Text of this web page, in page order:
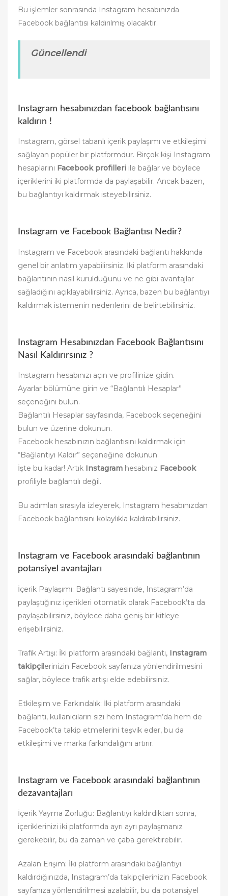
Bu işlemler sonrasında Instagram hesabınızda
Facebook bağlantısı kaldırılmış olacaktır.
Güncellendi
Instagram hesabınızdan facebook bağlantısını
kaldırın !
Instagram, görsel tabanlı içerik paylaşımı ve etkileşimi
sağlayan popüler bir platformdur. Birçok kişi Instagram
hesaplarını Facebook profilleri ile bağlar ve böylece
içeriklerini iki platformda da paylaşabilir. Ancak bazen,
bu bağlantıyı kaldırmak isteyebilirsiniz.
Instagram ve Facebook Bağlantısı Nedir?
Instagram ve Facebook arasındaki bağlantı hakkında
genel bir anlatım yapabilirsiniz. İki platform arasındaki
bağlantının nasıl kurulduğunu ve ne gibi avantajlar
sağladığını açıklayabilirsiniz. Ayrıca, bazen bu bağlantıyı
kaldırmak istemenin nedenlerini de belirtebilirsiniz.
Instagram Hesabınızdan Facebook Bağlantısını
Nasıl Kaldırırsınız ?
Instagram hesabınızı açın ve profilinize gidin.
Ayarlar bölümüne girin ve “Bağlantılı Hesaplar”
seçeneğini bulun.
Bağlantılı Hesaplar sayfasında, Facebook seçeneğini
bulun ve üzerine dokunun.
Facebook hesabınızın bağlantısını kaldırmak için
“Bağlantıyı Kaldır” seçeneğine dokunun.
İşte bu kadar! Artık Instagram hesabınız Facebook
profiliyle bağlantılı değil.
Bu adımları sırasıyla izleyerek, Instagram hesabınızdan
Facebook bağlantısını kolaylıkla kaldırabilirsiniz.
Instagram ve Facebook arasındaki bağlantının
potansiyel avantajları
İçerik Paylaşımı: Bağlantı sayesinde, Instagram’da
paylaştığınız içerikleri otomatik olarak Facebook’ta da
paylaşabilirsiniz, böylece daha geniş bir kitleye
erişebilirsiniz.
Trafik Artışı: İki platform arasındaki bağlantı, Instagram
takipçilerinizin Facebook sayfanıza yönlendirilmesini
sağlar, böylece trafik artışı elde edebilirsiniz.
Etkileşim ve Farkındalık: İki platform arasındaki
bağlantı, kullanıcıların sizi hem Instagram’da hem de
Facebook’ta takip etmelerini teşvik eder, bu da
etkileşimi ve marka farkındalığını artırır.
Instagram ve Facebook arasındaki bağlantının
dezavantajları
İçerik Yayma Zorluğu: Bağlantıyı kaldırdıktan sonra,
içeriklerinizi iki platformda ayrı ayrı paylaşmanız
gerekebilir, bu da zaman ve çaba gerektirebilir.
Azalan Erişim: İki platform arasındaki bağlantıyı
kaldırdığınızda, Instagram’da takipçilerinizin Facebook
sayfanıza yönlendirilmesi azalabilir, bu da potansiyel